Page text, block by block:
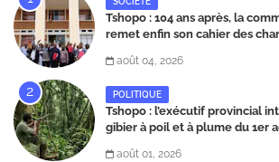
Tshopo : 104 ans après, la
remet enfin son cahier des
août 04, 2026
POLITIQUE
Tshopo : l’exécutif provincial
gibier à poil et à plume du 1er
août 01, 2026